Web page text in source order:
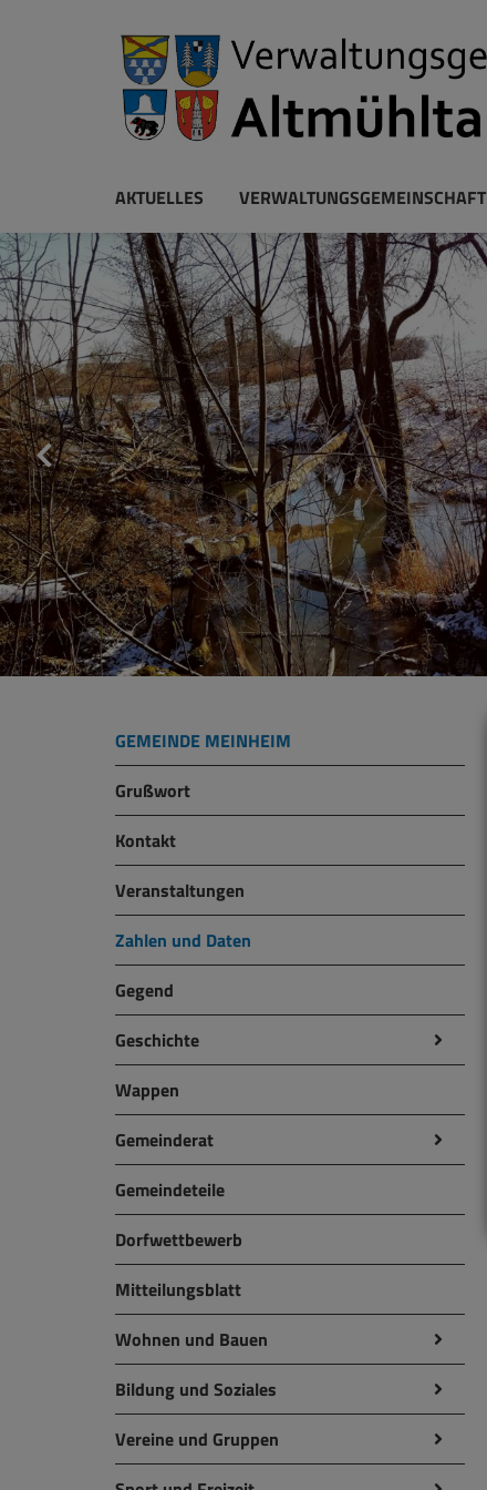
AKTUELLES VERWALTUNGSGEMEINSCHAFT
GEMEINDE MEINHEIM
Grußwort
Kontakt
Veranstaltungen
Zahlen und Daten
Gegend
Geschichte
Wappen
Gemeinderat
Gemeindeteile
Dorfwettbewerb
Mitteilungsblatt
Wohnen und Bauen
Bildung und Soziales
Vereine und Gruppen